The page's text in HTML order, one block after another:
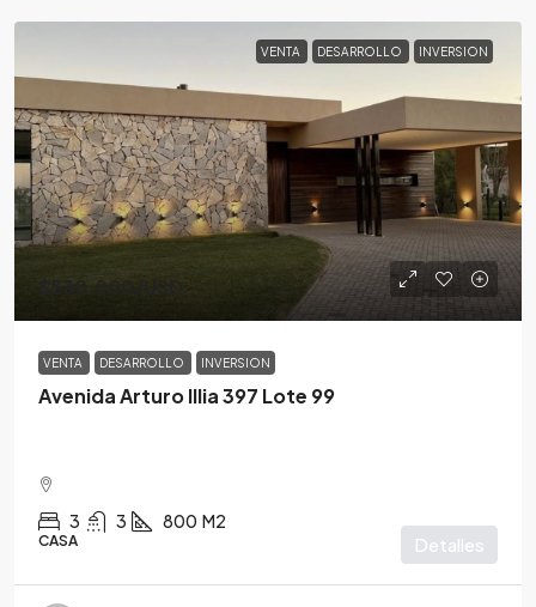
VENTA DESARROLLO INVERSION
$530,000
VENTA DESARROLLO INVERSION
Avenida Arturo Illia 397 Lote 99
3 3 800 M2
CASA Detalles